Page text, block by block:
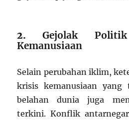
2.Gejolak
Kemanusiaan
Selain perubahan iklim,
krisis kemanusiaan yang
belahan dunia juga
terkini. Konflik